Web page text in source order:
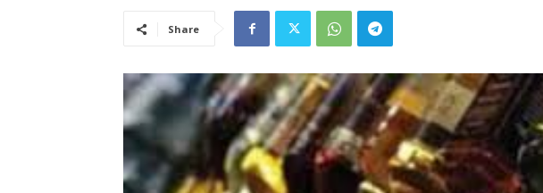
Share